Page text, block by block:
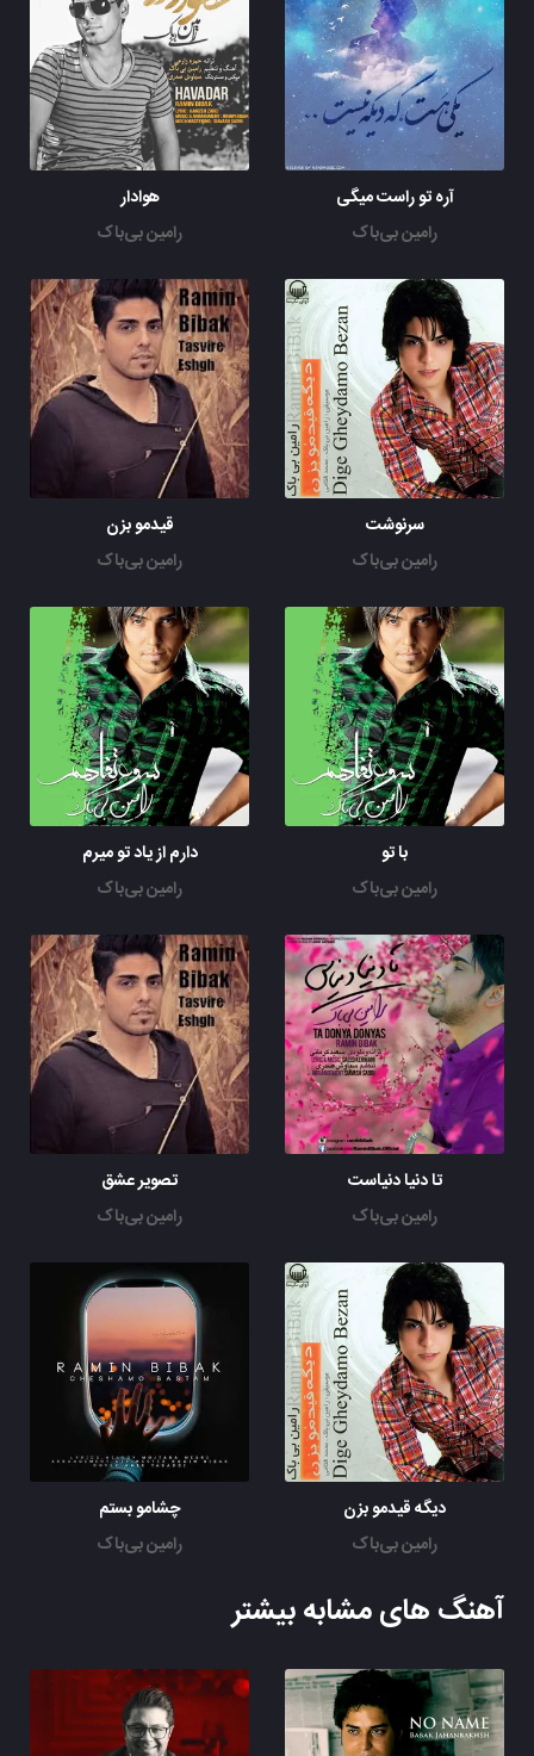
آره تو راست میگی
رامین بی‌باک
هوادار
رامین بی‌باک
سرنوشت
رامین بی‌باک
قیدمو بزن
رامین بی‌باک
با تو
رامین بی‌باک
دارم از یاد تو میرم
رامین بی‌باک
تا دنیا دنیاست
رامین بی‌باک
تصویر عشق
رامین بی‌باک
دیگه قیدمو بزن
رامین بی‌باک
چشامو بستم
رامین بی‌باک
آهنگ های مشابه بیشتر